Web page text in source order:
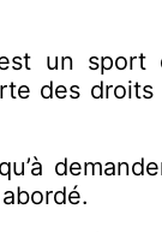
un sport
des